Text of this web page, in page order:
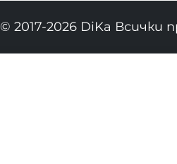
© 2017-2026 DiKa Всички